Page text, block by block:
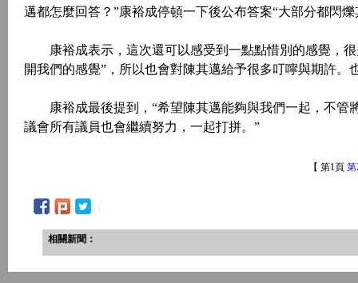
邁都怎麼回答？”康裕成停頓一下後公布答案“大部分都閃
康裕成表示，這次還可以感受到一點點惜別的感覺，很
開我們的感覺”，所以也會對陳其邁給予很多叮嚀與期許
康裕成最後提到，“希望陳其邁能夠與我們一起，不管
議會所有議員也會繼續努力，一起打拼。”
【 第1頁 第
相關新聞：